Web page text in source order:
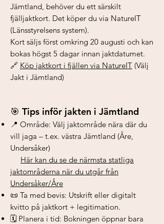
Jämtland, behöver du ett särskilt
fjälljaktkort. Det köper du via NatureIT
(Länsstyrelsens system).
Kort säljs först omkring 20 augusti och kan
bokas högst 5 dagar innan jaktdatumet.
🔗 Köp jaktkort i fjällen via NatureIT (Välj
Jakt i Jämtland)
🎯 Tips inför jakten i Jämtland
📍 Område: Välj jaktområde nära där du
vill jaga – t.ex. västra Jämtland (Åre,
Undersåker)
Här kan du se de närmsta statliga
jaktområderna när du utgår från
Undersåker/Åre
📜 Ta med bevis: Utskrift eller digitalt
kvitto på jaktkort + legitimation.
🗓 Planera i tid: Bokningen öppnar bara